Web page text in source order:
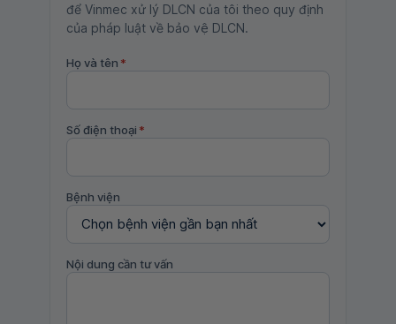
để Vinmec xử lý DLCN của tôi theo quy định
của pháp luật về bảo vệ DLCN.
Họ và tên *
Số điện thoại *
Bệnh viện
Nội dung cần tư vấn